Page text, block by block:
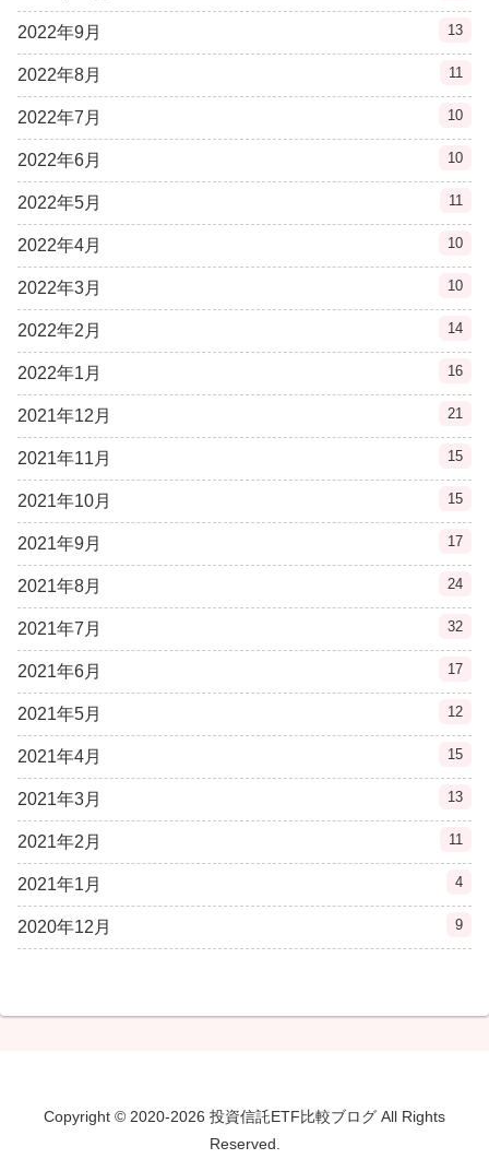
2022年9月 13
2022年8月 11
2022年7月 10
2022年6月 10
2022年5月 11
2022年4月 10
2022年3月 10
2022年2月 14
2022年1月 16
2021年12月 21
2021年11月 15
2021年10月 15
2021年9月 17
2021年8月 24
2021年7月 32
2021年6月 17
2021年5月 12
2021年4月 15
2021年3月 13
2021年2月 11
2021年1月 4
2020年12月 9
Copyright © 2020-2026 投資信託ETF比較ブログ All Rights
Reserved.